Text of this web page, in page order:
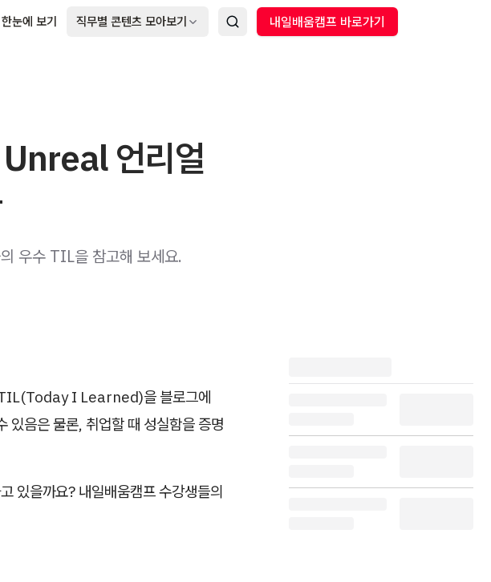
눈에 보기 직무별 콘텐츠 모아보기 내일배움캠프 바로가기
언리얼
우수 TIL을 참고해 보세요.
TIL(Today I Learned)을 블로그에
있음은 물론, 취업할 때 성실함을 증명
있을까요? 내일배움캠프 수강생들의